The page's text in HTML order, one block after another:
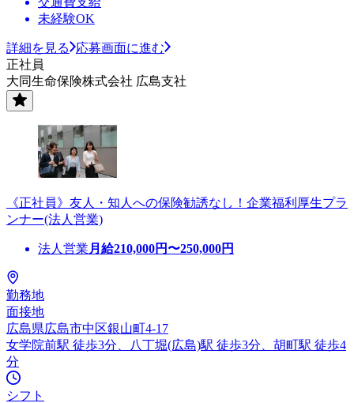
未経験OK
詳細を見る
応募画面に進む
正社員
大同生命保険株式会社 広島支社
《正社員》友人・知人への保険勧誘なし！企業福利厚生プラ
ンナー(法人営業)
法人営業 月給210,000円〜250,000円
勤務地
面接地
広島県広島市中区銀山町4-17
女学院前駅 徒歩3分、八丁堀(広島)駅 徒歩3分、胡町駅 徒歩4
分
シフト